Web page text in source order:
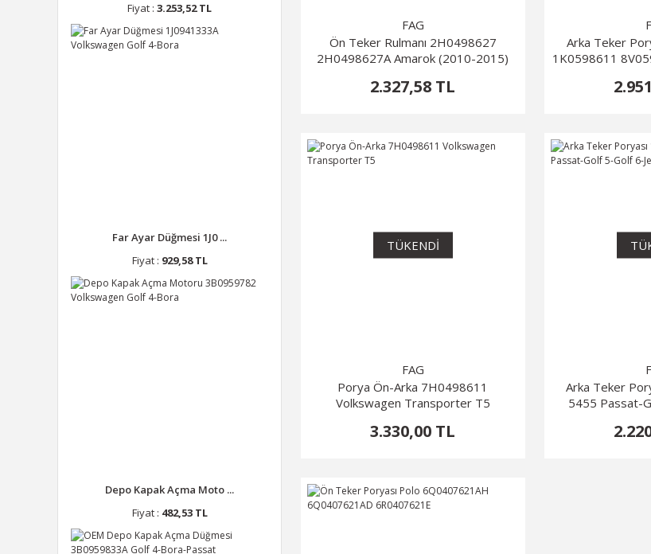
Fiyat : 3.253,52 TL
Far Ayar Düğmesi 1J0 ...
Fiyat : 929,58 TL
Depo Kapak Açma Moto ...
Fiyat : 482,53 TL
FAG
Ön Teker Rulmanı 2H0498627
2H0498627A Amarok (2010-2015)
2.327,58 TL
Arka Teker
1K0598611
TÜKENDİ
FAG
Porya Ön-Arka 7H0498611
Volkswagen Transporter T5
3.330,00 TL
Arka Teker
5455 Passat-